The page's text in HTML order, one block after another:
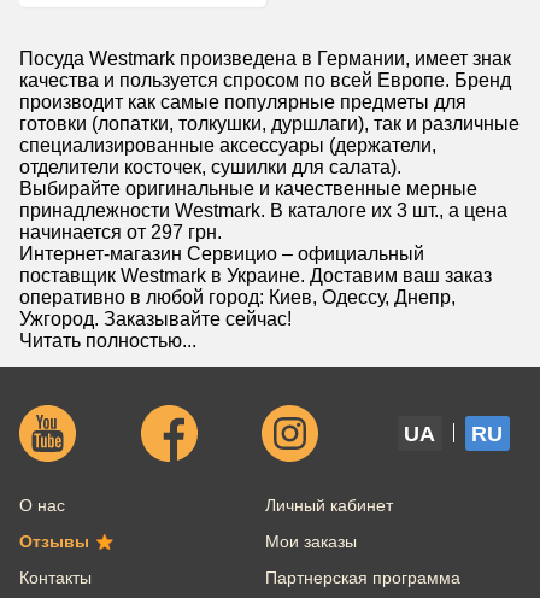
Посуда Westmark произведена в Германии, имеет знак
качества и пользуется спросом по всей Европе. Бренд
производит как самые популярные предметы для
готовки (лопатки, толкушки, дуршлаги), так и различные
специализированные аксессуары (держатели,
отделители косточек, сушилки для салата).
Выбирайте оригинальные и качественные мерные
принадлежности Westmark. В каталоге их 3 шт., а цена
начинается от 297 грн.
Интернет-магазин Сервицио – официальный
поставщик Westmark в Украине. Доставим ваш заказ
оперативно в любой город: Киев, Одессу, Днепр,
Ужгород. Заказывайте сейчас!
Читать полностью...
UA RU
О нас
Отзывы
Контакты
Личный кабинет
Мои заказы
Партнерская программа